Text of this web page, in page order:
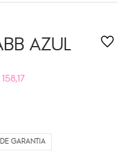
AZUL
GARANTIA